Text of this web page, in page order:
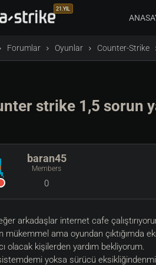
21.YIL
Forumlar Oyunlar Counter-Strike
strike 1,5 sorun
baran45
Members
0
arkadaşlar internet cafe
mükemmel ama oyundan çıktığımda
olacak kişilerden yardım bekliyorum.
yoksa sürücü eksikliğindenmi